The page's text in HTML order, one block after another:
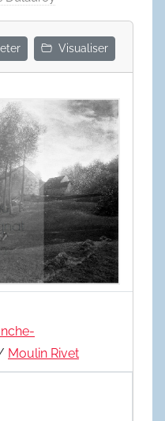
Visualiser
Moulin Rivet